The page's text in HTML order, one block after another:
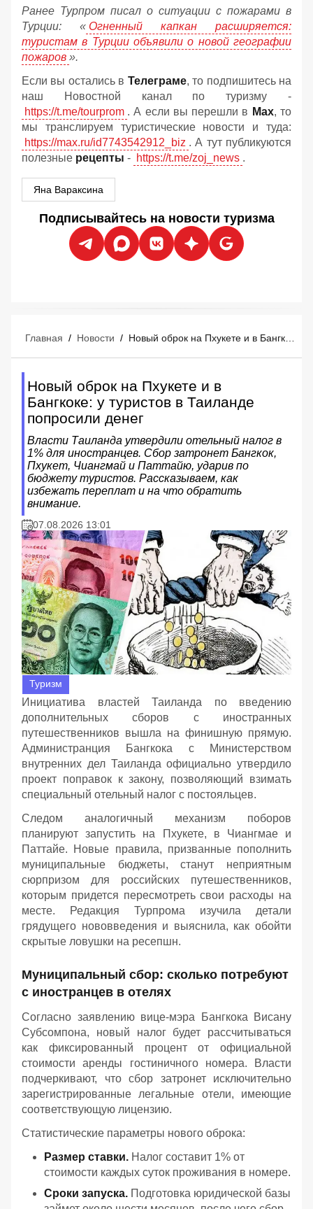
Ранее Турпром писал о ситуации с пожарами в
Турции: « Огненный капкан расширяется:
туристам в Турции объявили о новой географии
пожаров ».
Если вы остались в Телеграме, то подпишитесь на
наш Новостной канал по туризму -
https://t.me/tourprom . А если вы перешли в Мах, то
мы транслируем туристические новости и туда:
https://max.ru/id7743542912_biz . А тут публикуются
полезные рецепты - https://t.me/zoj_news .
Яна Вараксина
Подписывайтесь на новости туризма
Главная / Новости /
Новый оброк на Пхукете и в
Бангкоке: у туристов в Таиланде
попросили денег
Власти Таиланда утвердили отельный налог в
1% для иностранцев. Сбор затронет Бангкок,
Пхукет, Чиангмай и Паттайю, ударив по
бюджету туристов. Рассказываем, как
избежать переплат и на что обратить
внимание.
07.08.2026 13:01
Туризм
Инициатива властей Таиланда по введению
дополнительных сборов с иностранных
путешественников вышла на финишную прямую.
Администранция Бангкока с Министерством
внутренних дел Таиланда официально утвердило
проект поправок к закону, позволяющий взимать
специальный отельный налог с постояльцев.
Следом аналогичный механизм поборов
планируют запустить на Пхукете, в Чиангмае и
Паттайе. Новые правила, призванные пополнить
муниципальные бюджеты, станут неприятным
сюрпризом для российских путешественников,
которым придется пересмотреть свои расходы на
месте. Редакция Турпрома изучила детали
грядущего нововведения и выяснила, как обойти
скрытые ловушки на ресепшн.
Муниципальный сбор: сколько потребуют
с иностранцев в отелях
Согласно заявлению вице-мэра Бангкока Висану
Субсомпона, новый налог будет рассчитываться
как фиксированный процент от официальной
стоимости аренды гостиничного номера. Власти
подчеркивают, что сбор затронет исключительно
зарегистрированные легальные отели, имеющие
соответствующую лицензию.
Статистические параметры нового оброка:
Размер ставки. Налог составит 1% от
стоимости каждых суток проживания в номере.
Сроки запуска. Подготовка юридической базы